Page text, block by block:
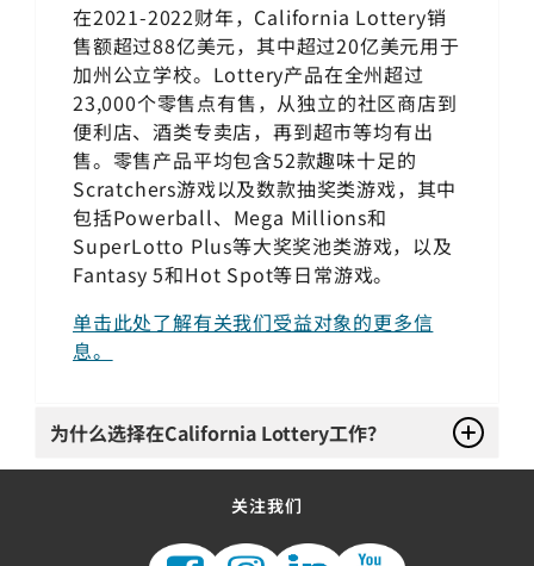
在2021-2022财年，California Lottery销
售额超过88亿美元，其中超过20亿美元用于
加州公立学校。Lottery产品在全州超过
23,000个零售点有售，从独立的社区商店到
便利店、酒类专卖店，再到超市等均有出
售。零售产品平均包含52款趣味十足的
Scratchers游戏以及数款抽奖类游戏，其中
包括Powerball、Mega Millions和
SuperLotto Plus等大奖奖池类游戏，以及
Fantasy 5和Hot Spot等日常游戏。
单击此处了解有关我们受益对象的更多信
息。
为什么选择在California Lottery工作？
关注我们